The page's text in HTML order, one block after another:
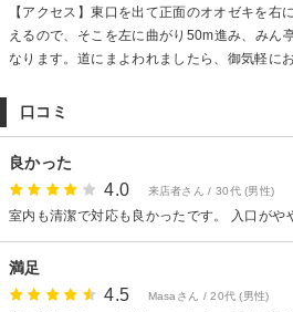
【アクセス】東口を出て正面のオオゼキを右
えるので、そこを左に曲がり50m進み、みん
なります。道にまよわれましたら、御気軽に
口コミ
良かった
4.0 来店者さん / 30代 (男性)
室内も清潔で対応も良かったです。 入口がや
満足
4.5 Masaさん / 20代 (男性)